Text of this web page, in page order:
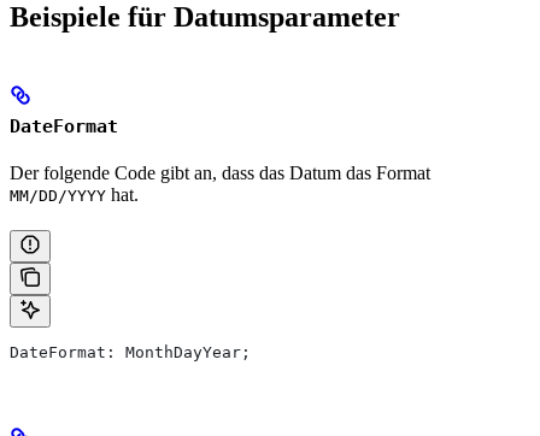
Beispiele für Datumsparameter
DateFormat
Der folgende Code gibt an, dass das Datum das Format
MM/DD/YYYY hat.
DateFormat: MonthDayYear;